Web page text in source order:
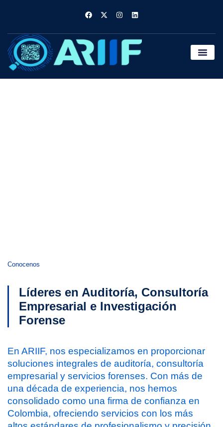
Conocenos
Líderes en Auditoría, Consultoría
Empresarial e Investigación
Forense
En ARIIF, nos especializamos en proporcionar
soluciones integrales de auditoría, consultoría
empresarial y servicios forenses. Con más de
una década de experiencia, nos hemos
consolidado como una firma de confianza en
Colombia, ofreciendo servicios con los más